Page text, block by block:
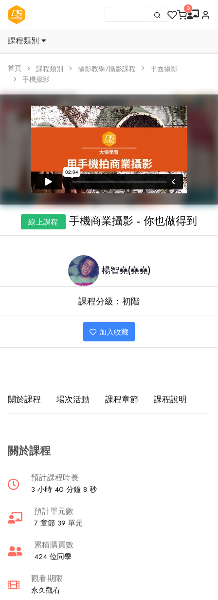
課程類別
首頁 課程類別 攝影教學/攝影課程
平面攝影
手機攝影
線上課程 手機商業攝影 - 你也做得到
楊智堯(堯堯)
課程分級： 初階
加入收藏
關於課程 場次活動 課程章節 課程說明
關於課程
預計課程時長
3 小時 40 分鐘 8 秒
預計單元數
7 章節 39 單元
累積購買數
424 位同學
觀看期限
永久觀看